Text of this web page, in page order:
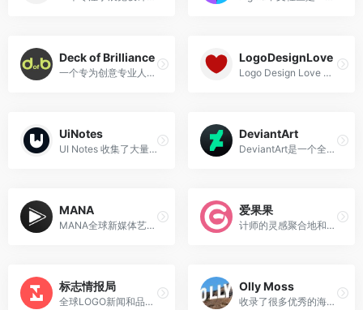
Deck of Brilliance
一个专为创意专业人士设计的创意生成工具
LogoDesignLove
Logo Design Love 是一个专注于标志设计的网站，致力于分享标志设计和品牌标识的案例、技巧和灵感。
UiNotes
UI Notes 收集了大量线上优秀 App 的完整 UI 截图，只有落地设计没有飞机稿，你可以在这里探索 UI 设计的最新趋势、浏览竞品的产品设计、快速找到工作中需要的灵感。
DeviantArt
DeviantArt是一个全球性的在线艺术社区，为艺术家和艺术爱好者提供了一个展示、交流和创作的广阔空间，涵盖了摄影、绘画、插画、数字艺术、传统艺术、动画、文学等多种艺术形式。
MANA
MANA全球新媒体艺术平台是一个专注于艺术、设计与科技跨界融合的国际化新媒体艺术资源平台。
爱果果
计师的灵感聚合地和素材下载源
标志情报局
全球LOGO新闻和品牌设计趋势权威媒体
Olly Moss
收录了很多优秀的海报,作品都很优质